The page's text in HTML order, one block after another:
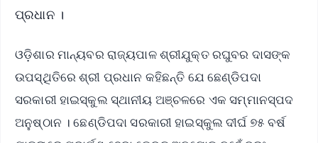
ପ୍ରଧାନ ।
ଓଡ଼ିଶାର ମାନ୍ୟବର ରାଜ୍ୟପାଳ ଶ୍ରୀଯୁକ୍ତ ରଘୁବର ଦାସଙ୍କ
ଉପସ୍ଥିତିରେ ଶ୍ରୀ ପ୍ରଧାନ କହିଛନ୍ତି ଯେ ଛେଣ୍ଡିପଦା
ସରକାରୀ ହାଇସ୍କୁଲ ସ୍ଥାନୀୟ ଅଞ୍ଚଳରେ ଏକ ସମ୍ମାନସ୍ପଦ
ଅନୁଷ୍ଠାନ । ଛେଣ୍ଡିପଦା ସରକାରୀ ହାଇସ୍କୁଲ ଦୀର୍ଘ ୭୫ ବର୍ଷ